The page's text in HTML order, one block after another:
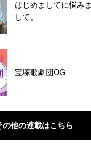
はじめましてに悩みま
して。
宝塚歌劇団OG
の他の連載はこちら